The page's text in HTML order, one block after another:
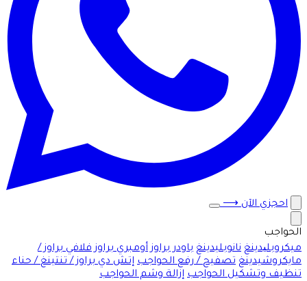
احجزي الآن⟶
الحواجب
ميكروبلیدينغ نانوبليدينغ باودر براوز أومبري براوز فلافي براوز /
مايكروشيدينغ تصفيح / رفع الحواجب إتش دي براوز / تنتينغ / حناء
تنظيف وتشكيل الحواجب إزالة وشم الحواجب